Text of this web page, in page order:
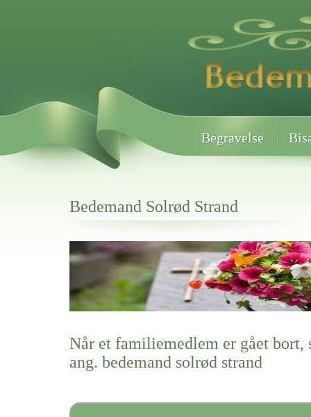
Begravelse
Bedemand Solrød Strand
Her hos os får du altid en god afslutning når det gælder
Bedemand Solrød Strand
vi hjælper i alle faser af begravelsel
Når et familiemedlem er gået bort,
ang. bedemand solrød strand